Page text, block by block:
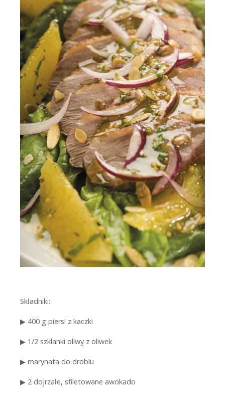
Składniki:
▶ 400 g piersi z kaczki
▶ 1/2 szklanki oliwy z oliwek
▶ marynata do drobiu
▶ 2 dojrzałe, sfiletowane awokado